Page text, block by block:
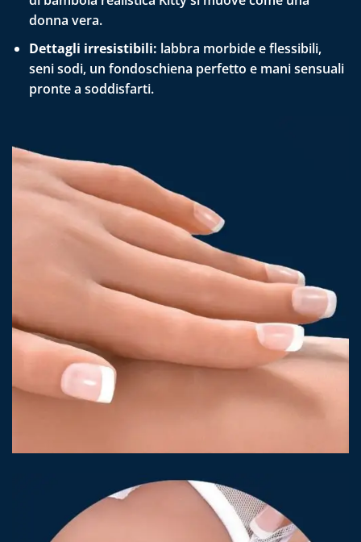
donna vera.
Dettagli irresistibili: labbra morbide e flessibili,
seni sodi, un fondoschiena perfetto e mani sensuali
pronte a soddisfarti.